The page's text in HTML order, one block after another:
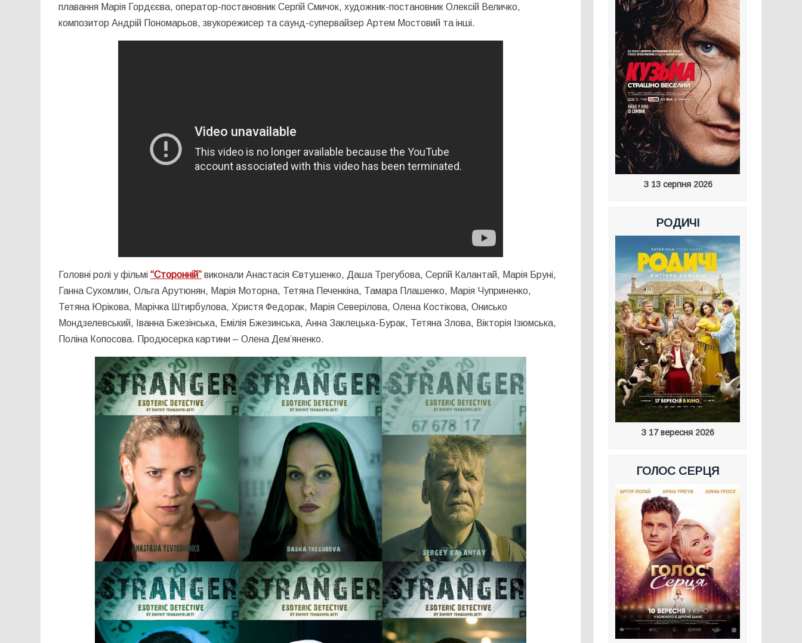
плавання Марія Гордєєва, оператор-постановник Сергій Смичок, художник-постановник Олексій Величко,
композитор Андрій Пономарьов, звукорежисер та саунд-супервайзер Артем Мостовий та інші.
Головні ролі у фільмі“Сторонній” виконали Анастасія Євтушенко, Даша Трегубова, Сергій Калантай, Марія Бруні,
Ганна Сухомлин, Ольга Арутюнян, Марія Моторна, Тетяна Печенкіна, Тамара Плашенко, Марія Чуприненко,
Тетяна Юрікова, Марічка Штирбулова, Христя Федорак, Марія Северілова, Олена Костікова, Онисько
Мондзелевський, Іванна Бжезінська, Емілія Бжезинська, Анна Заклецька-Бурак, Тетяна Злова, Вікторія Ізюмська,
Поліна Копосова. Продюсерка картини – Олена Дем’яненко.
З 13 серпня 2026
РОДИЧІ
З 17 вересня 2026
ГОЛОС СЕРЦЯ